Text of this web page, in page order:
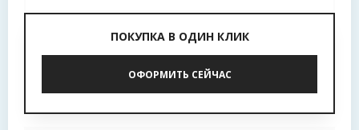
ПОКУПКА В ОДИН КЛИК
ОФОРМИТЬ СЕЙЧАС